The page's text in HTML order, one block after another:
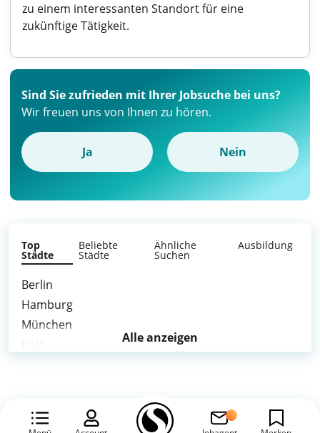
zu einem interessanten Standort für eine
zukünftige Tätigkeit.
Sind Sie zufrieden mit Ihrer Jobsuche bei uns?
Wir freuen uns von Ihnen zu hören.
Ja Nein
Top
Städte
Beliebte
Städte
Ähnliche
Suchen
Ausbildung
Berlin
Hamburg
München
Leipzig
Alle anzeigen